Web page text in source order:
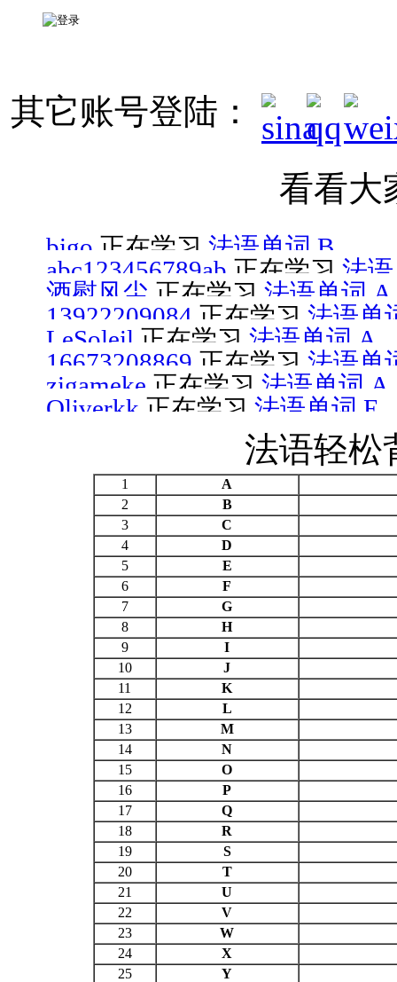
其它账号登陆：
看看大
bigo 正在学习 法语单词 B
abc123456789ab 正在学习 法
酒慰风尘 正在学习 法语单词 A
13922209084 正在学习 法语单
LeSoleil 正在学习 法语单词 A
16673208869 正在学习 法语单
zigameke 正在学习 法语单词 A
Oliverkk 正在学习 法语单词 E
法语轻松
1
A
2
B
3
C
4
D
5
E
6
F
7
G
8
H
9
I
10
J
11
K
12
L
13
M
14
N
15
O
16
P
17
Q
18
R
19
S
20
T
21
U
22
V
23
W
24
X
25
Y